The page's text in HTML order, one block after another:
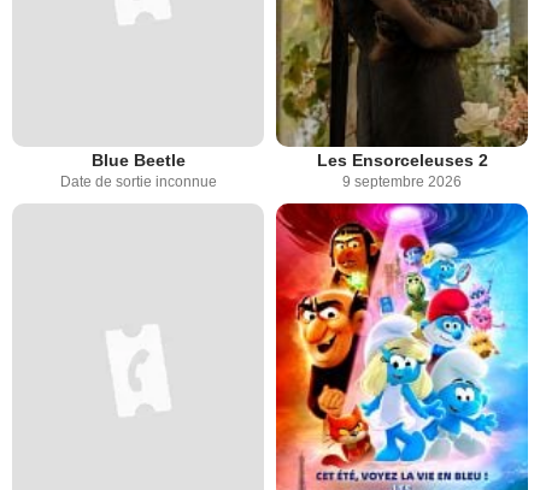
Blue Beetle
Date de sortie inconnue
Les Ensorceleuses 2
9 septembre 2026